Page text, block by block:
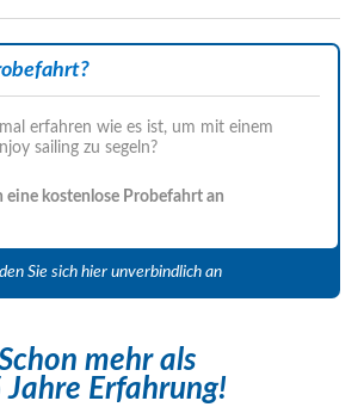
erfahren wie es ist, um mit einem
sailing zu segeln?
kostenlose Probefahrt an
Sie sich hier unverbindlich an
mehr als
Jahre Erfahrung!